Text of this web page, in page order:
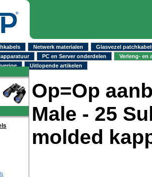
Netwerk materialen
Glasvezel
PC en Server onderdelen
Verleng- en
Uitlopende artikelen
Op=Op
Male - 25
molded